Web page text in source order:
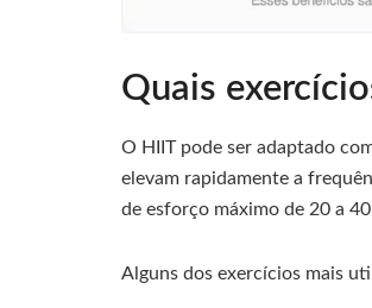
Quais
O HIIT pode ser adaptado
elevam rapidamente a
de esforço máximo de 20 a
Alguns dos exercícios mais